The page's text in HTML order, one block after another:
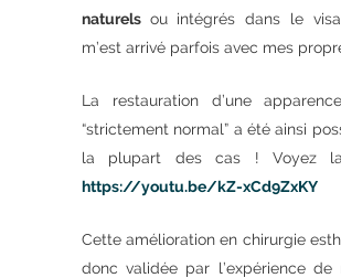
naturels ou intégrés dans le
m’est arrivé parfois avec mes
La restauration d’une
“strictement normal” a été ainsi
la plupart des cas ! Voyez
https://youtu.be/kZ-xCd9ZxKY
Cette amélioration en chirurgie
donc validée par l’expérience de